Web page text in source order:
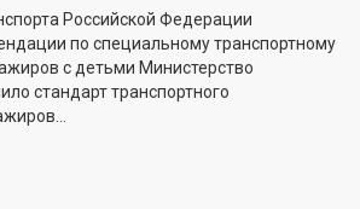
Российской Федерации
по специальному транспортному
с детьми Министерство
стандарт транспортного